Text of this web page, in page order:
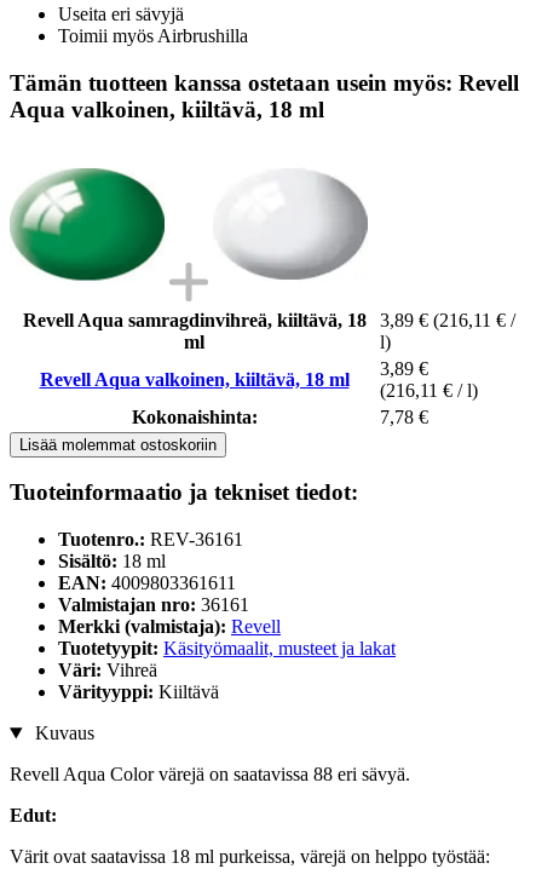
Useita eri sävyjä
Toimii myös Airbrushilla
Tämän tuotteen kanssa ostetaan usein myös: Revell
Aqua valkoinen, kiiltävä, 18 ml
Revell Aqua samragdinvihreä, kiiltävä, 18
ml
3,89 € (216,11 € /
l)
Revell Aqua valkoinen, kiiltävä, 18 ml
3,89 €
(216,11 € / l)
Kokonaishinta:
7,78 €
Lisää molemmat ostoskoriin
Tuoteinformaatio ja tekniset tiedot:
Tuotenro.: REV-36161
Sisältö: 18 ml
EAN: 4009803361611
Valmistajan nro: 36161
Merkki (valmistaja): Revell
Tuotetyypit: Käsityömaalit, musteet ja lakat
Väri: Vihreä
Värityyppi: Kiiltävä
Kuvaus
Revell Aqua Color värejä on saatavissa 88 eri sävyä.
Edut:
Värit ovat saatavissa 18 ml purkeissa, värejä on helppo työstää: